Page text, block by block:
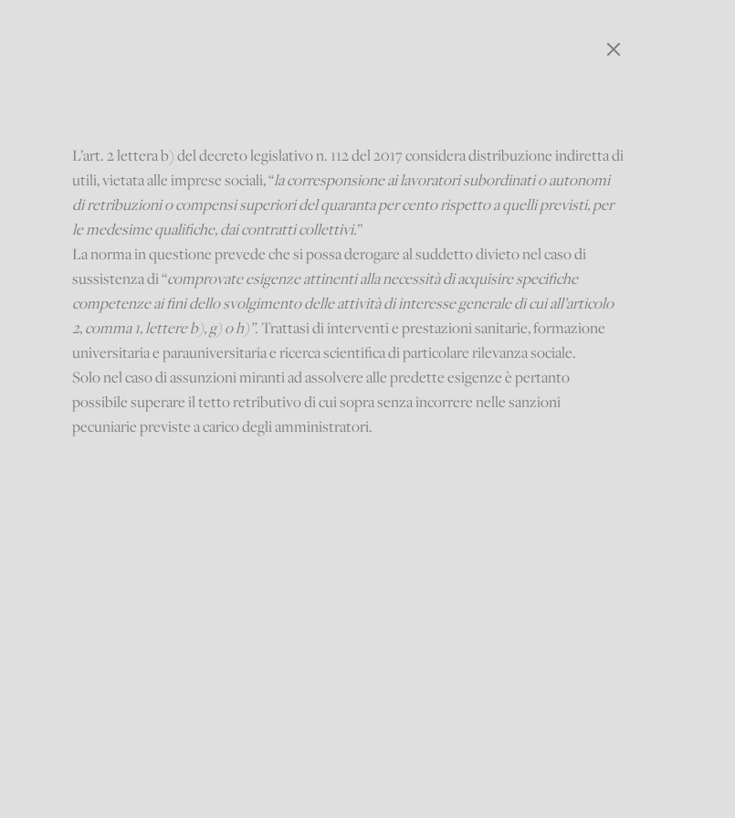
L’art. 2 lettera b) del decreto legislativo n. 112 del 2017 considera distribuzione indiretta di
utili, vietata alle imprese sociali, “la corresponsione ai lavoratori subordinati o autonomi
di retribuzioni o compensi superiori del quaranta per cento rispetto a quelli previsti, per
le medesime qualifiche, dai contratti collettivi.”
La norma in questione prevede che si possa derogare al suddetto divieto nel caso di
sussistenza di “comprovate esigenze attinenti alla necessità di acquisire specifiche
competenze ai fini dello svolgimento delle attività di interesse generale di cui all’articolo
2, comma 1, lettere b), g) o h)”.Trattasi di interventi e prestazioni sanitarie, formazione
universitaria e parauniversitaria e ricerca scientifica di particolare rilevanza sociale.
Solo nel caso di assunzioni miranti ad assolvere alle predette esigenze è pertanto
possibile superare il tetto retributivo di cui sopra senza incorrere nelle sanzioni
pecuniarie previste a carico degli amministratori.